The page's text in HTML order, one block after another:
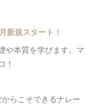
新規スタート！
や本質を学びます。マ
！
らこそできるナレー